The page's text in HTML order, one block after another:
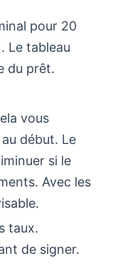
pour 20
Le tableau
du prêt.
vous
début. Le
si le
Avec les
taux.
de signer.